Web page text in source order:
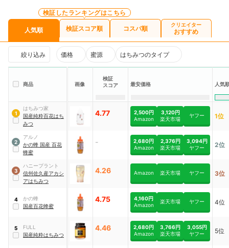
人気順
検証したランキングはこちら
検証スコア順 コスパ順 クリエイター
おすすめ
絞り込み 価格 蜜源 はちみつのタイプ
商品 画像
検証
スコア
最安価格 人気
1
はちみつ家
国産純粋百花はち
みつ
4.77
2,500円
Amazon
3,120円
楽天市場
ヤフー 1位
2
アルノ
かの蜂 国産 百花
蜂蜜
-
2,680円
Amazon
2,376円
楽天市場
3,094円
ヤフー
2位
3
ハニープラント
信州佐久産アカシ
アはちみつ
4.26 Amazon 楽天市場 ヤフー 3位
4
かの蜂
国産百花蜂蜜
4.75
4,160円
Amazon
楽天市場 ヤフー 4位
5
FULL
国産純粋はちみつ
4.46
2,680円
Amazon
3,766円
楽天市場
3,055円
ヤフー
5位